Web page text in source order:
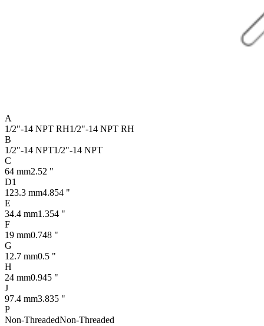
A
1/2"-14 NPT RH1/2"-14 NPT RH
B
1/2"-14 NPT1/2"-14 NPT
C
64 mm2.52 "
D1
123.3 mm4.854 "
E
34.4 mm1.354 "
F
19 mm0.748 "
G
12.7 mm0.5 "
H
24 mm0.945 "
J
97.4 mm3.835 "
P
Non-ThreadedNon-Threaded